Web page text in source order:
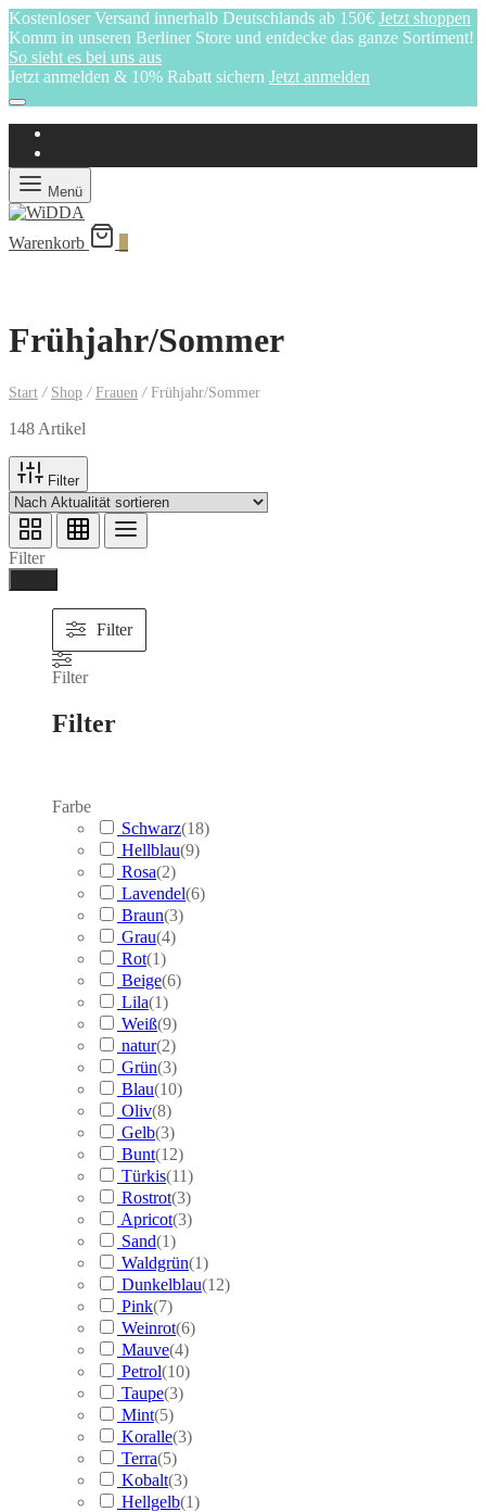
Kostenloser Versand innerhalb Deutschlands ab 150€ Jetzt shoppen
Komm in unseren Berliner Store und entdecke das ganze Sortiment!
So sieht es bei uns aus
Jetzt anmelden & 10% Rabatt sichern Jetzt anmelden
Menü
Warenkorb
Frühjahr/Sommer
Start / Shop / Frauen /Frühjahr/Sommer
148 Artikel
Filter
Filter
Filter
Filter
Filter
Farbe
Schwarz(18)
Hellblau(9)
Rosa(2)
Lavendel(6)
Braun(3)
Grau(4)
Rot(1)
Beige(6)
Lila(1)
Weiß(9)
natur(2)
Grün(3)
Blau(10)
Oliv(8)
Gelb(3)
Bunt(12)
Türkis(11)
Rostrot(3)
Apricot(3)
Sand(1)
Waldgrün(1)
Dunkelblau(12)
Pink(7)
Weinrot(6)
Mauve(4)
Petrol(10)
Taupe(3)
Mint(5)
Koralle(3)
Terra(5)
Kobalt(3)
Hellgelb(1)